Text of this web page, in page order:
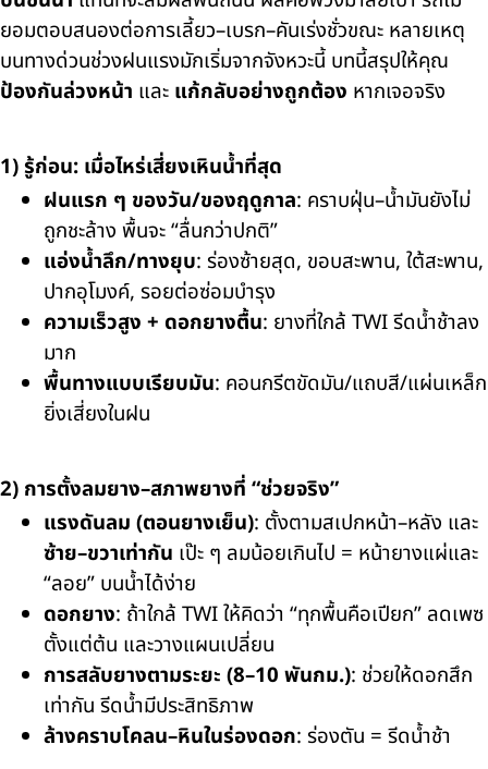
ยอมตอบสนองต่อการเลี้ยว–เบรก–คันเร่งชั่วขณะ หลายเหตุ
บนทางด่วนช่วงฝนแรงมักเริ่มจากจังหวะนี้ บทนี้สรุปให้คุณ
ป้องกันล่วงหน้า และ แก้กลับอย่างถูกต้อง หากเจอจริง
1) รู้ก่อน: เมื่อไหร่เสี่ยงเหินน้ำที่สุด
ฝนแรก ๆ ของวัน/ของฤดูกาล: คราบฝุ่น–น้ำมันยังไม่
ถูกชะล้าง พื้นจะ “ลื่นกว่าปกติ”
แอ่งน้ำลึก/ทางยุบ: ร่องซ้ายสุด, ขอบสะพาน, ใต้สะพาน,
ปากอุโมงค์, รอยต่อซ่อมบำรุง
ความเร็วสูง + ดอกยางตื้น: ยางที่ใกล้ TWI รีดน้ำช้าลง
มาก
พื้นทางแบบเรียบมัน: คอนกรีตขัดมัน/แถบสี/แผ่นเหล็ก
ยิ่งเสี่ยงในฝน
2) การตั้งลมยาง–สภาพยางที่ “ช่วยจริง”
แรงดันลม (ตอนยางเย็น): ตั้งตามสเปกหน้า–หลัง และ
ซ้าย–ขวาเท่ากัน เป๊ะ ๆ ลมน้อยเกินไป = หน้ายางแผ่และ
“ลอย” บนน้ำได้ง่าย
ดอกยาง: ถ้าใกล้ TWI ให้คิดว่า “ทุกพื้นคือเปียก” ลดเพซ
ตั้งแต่ต้น และวางแผนเปลี่ยน
การสลับยางตามระยะ (8–10 พันกม.): ช่วยให้ดอกสึก
เท่ากัน รีดน้ำมีประสิทธิภาพ
ล้างคราบโคลน–หินในร่องดอก: ร่องตัน = รีดน้ำช้า